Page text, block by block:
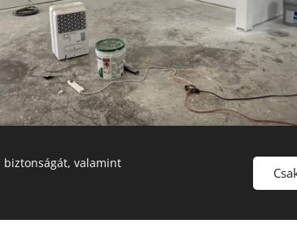
biztonságát, valamint